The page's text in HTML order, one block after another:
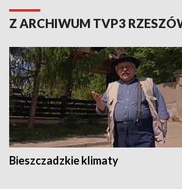
Z ARCHIWUM TVP3
Bieszczadzkie klimaty